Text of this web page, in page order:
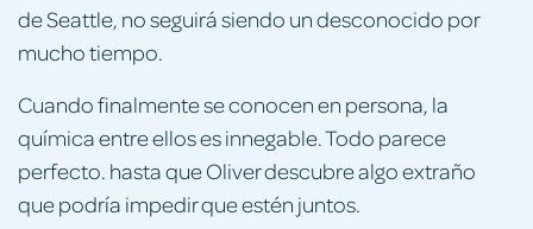
de Seattle, no seguirá siendo un desconocido por
mucho tiempo.
Cuando finalmente se conocen en persona, la
química entre ellos es innegable. Todo parece
perfecto. hasta que Oliver descubre algo extraño
que podría impedir que estén juntos.